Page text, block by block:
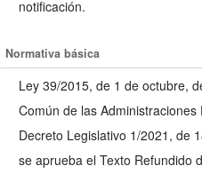
notificación.
Normativa básica
Ley 39/2015, de 1 de octubre,
Común de las Administraciones
Decreto Legislativo 1/2021, de
se aprueba el Texto Refundido